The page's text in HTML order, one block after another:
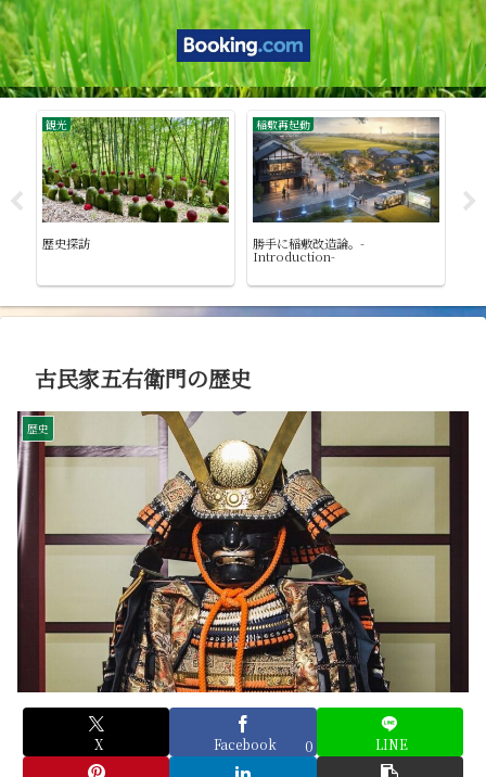
稲敷再起動
勝手に稲敷改造論。Episode 1. 稲
敷再起動グランドデザイン：4つの
photo
Photo
古民家五右衛門の歴史
歴史
X Facebook 0 LINE